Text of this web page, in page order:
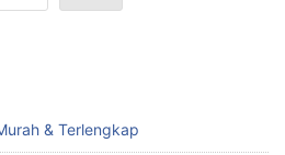
& Terlengkap